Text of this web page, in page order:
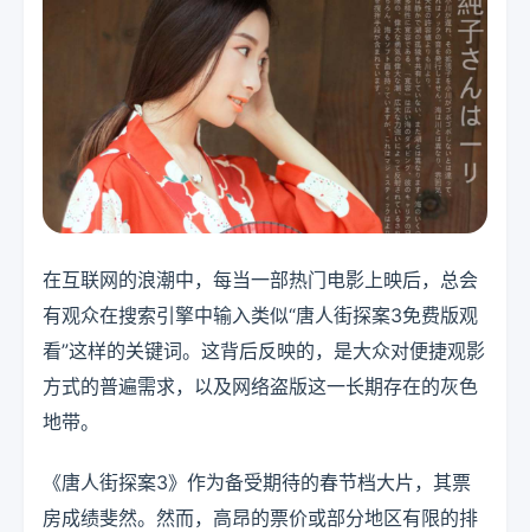
在互联网的浪潮中，每当一部热门电影上映后，总会
有观众在搜索引擎中输入类似“唐人街探案3免费版观
看”这样的关键词。这背后反映的，是大众对便捷观影
方式的普遍需求，以及网络盗版这一长期存在的灰色
地带。
《唐人街探案3》作为备受期待的春节档大片，其票
房成绩斐然。然而，高昂的票价或部分地区有限的排